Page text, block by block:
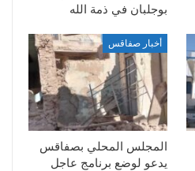
بوجلبان في ذمة الله
أخبار صفاقس
المجلس المحلي بصفاقس
يدعو لوضع برنامج عاجل